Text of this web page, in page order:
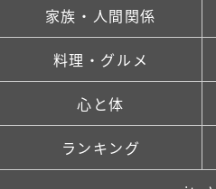
家族・人間関係
料理・グルメ
心と体
ランキング